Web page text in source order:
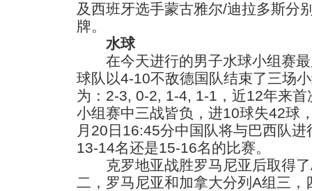
及西班牙选手蒙古雅尔/迪拉多斯分
牌。
水球
在今天进行的男子水球小组赛最
球队以4-10不敌德国队结束了三场
为：2-3, 0-2, 1-4, 1-1，近12年来
小组赛中三战皆负，进10球失42球
月20日16:45分中国队将与巴西队
13-14名还是15-16名的比赛。
克罗地亚战胜罗马尼亚后取得了
二，罗马尼亚和加拿大分列A组三